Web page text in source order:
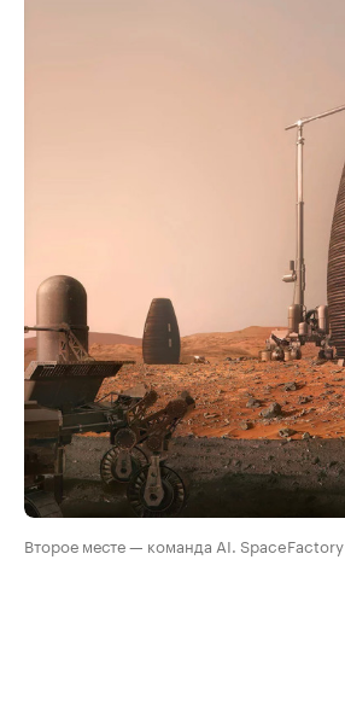
Второе месте — команда AI. SpaceFactory